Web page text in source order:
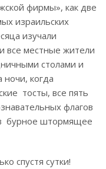
фирмы», как две
израильских
изучали
все местные жители
столами и
ночи, когда
тосты, все пять
флагов
бурное штормящее
спустя сутки!